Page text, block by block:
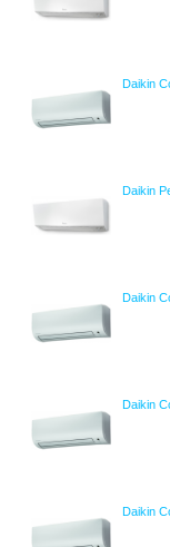
Daikin
Daikin
Daikin
Daikin
Daikin